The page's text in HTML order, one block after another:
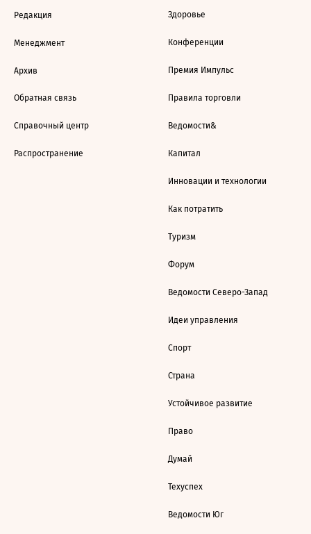
Редакция
Менеджмент
Архив
Обратная связь
Справочный центр
Распространение
Здоровье
Конференции
Премия Импульс
Правила торговли
Ведомости&
Капитал
Инновации и технологии
Как потратить
Туризм
Форум
Ведомости Северо-Запад
Идеи управления
Спорт
Страна
Устойчивое развитие
Право
Думай
Техуспех
Ведомости Юг